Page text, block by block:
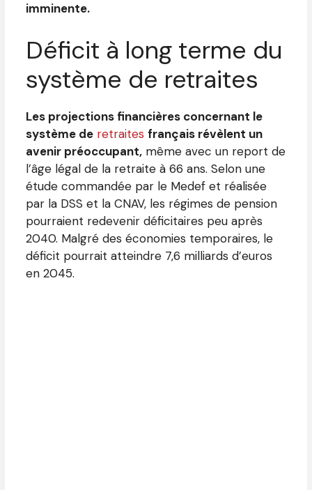
imminente.
Déficit à long terme du
système de retraites
Les projections financières concernant le
système de retraites français révèlent un
avenir préoccupant, même avec un report de
l’âge légal de la retraite à 66 ans. Selon une
étude commandée par le Medef et réalisée
par la DSS et la CNAV, les régimes de pension
pourraient redevenir déficitaires peu après
2040. Malgré des économies temporaires, le
déficit pourrait atteindre 7,6 milliards d’euros
en 2045.